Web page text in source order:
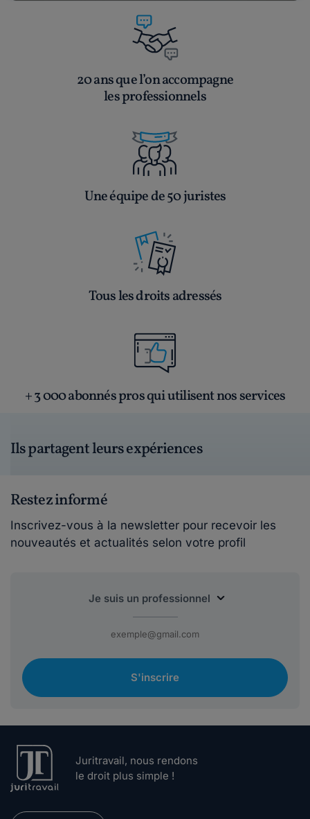
20 ans que l’on accompagne
les professionnels
Une équipe de 50 juristes
Tous les droits adressés
+ 3 000 abonnés pros qui utilisent nos services
Ils partagent leurs expériences
Restez informé
Inscrivez-vous à la newsletter pour recevoir les
nouveautés et actualités selon votre profil
S'inscrire
Juritravail, nous rendons
le droit plus simple !